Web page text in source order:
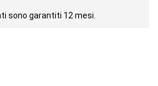
sono garantiti 12 mesi.